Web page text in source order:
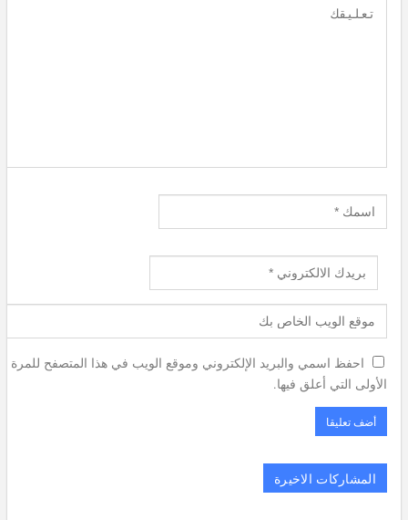
احفظ اسمي والبريد الإلكتروني وموقع الويب في هذا المتصفح للمرة
الأولى التي أعلق فيها.
المشاركات الاخيرة